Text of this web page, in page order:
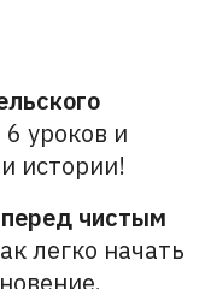
6 уроков и
истории!
чистым
легко начать